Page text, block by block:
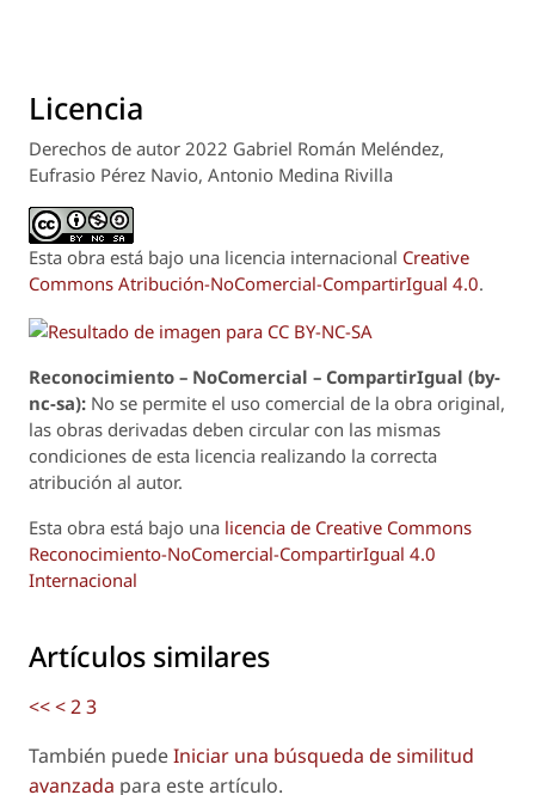
Licencia
Derechos de autor 2022 Gabriel Román Meléndez,
Eufrasio Pérez Navio, Antonio Medina Rivilla
Esta obra está bajo una licencia internacional Creative
Commons Atribución-NoComercial-CompartirIgual 4.0.
Reconocimiento – NoComercial – CompartirIgual (by-
nc-sa): No se permite el uso comercial de la obra original,
las obras derivadas deben circular con las mismas
condiciones de esta licencia realizando la correcta
atribución al autor.
Esta obra está bajo una licencia de Creative Commons
Reconocimiento-NoComercial-CompartirIgual 4.0
Internacional
Artículos similares
<<<23
También puedeIniciar una búsqueda de similitud
avanzada para este artículo.